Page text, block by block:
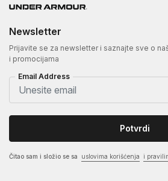
Newsletter
Prijavite se za newsletter i saznajte sve o
i promocijama
Email Address
Potvrdi
Čitao sam i složio se sa uslovima korišćenja i